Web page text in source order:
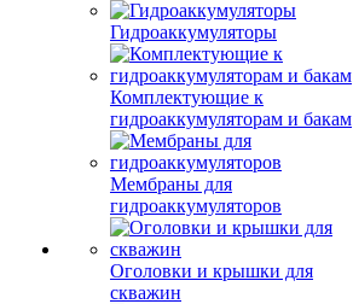
Гидроаккумуляторы
Комплектующие к
гидроаккумуляторам и бакам
Мембраны для
гидроаккумуляторов
Оголовки и крышки для
скважин